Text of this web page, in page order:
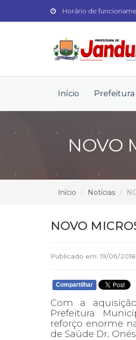
Horário de
Início Prefeitura
NOVO
Início Notícias
NOVO
Publicado em: 19/06/
Compartilhar
Com a
Prefeitura
reforço enorme
de Saúde Dr.